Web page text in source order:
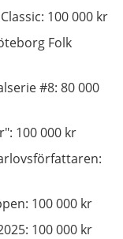
100 000 kr
Folk
#8: 80 000
100 000 kr
100 000 kr
100 000 kr